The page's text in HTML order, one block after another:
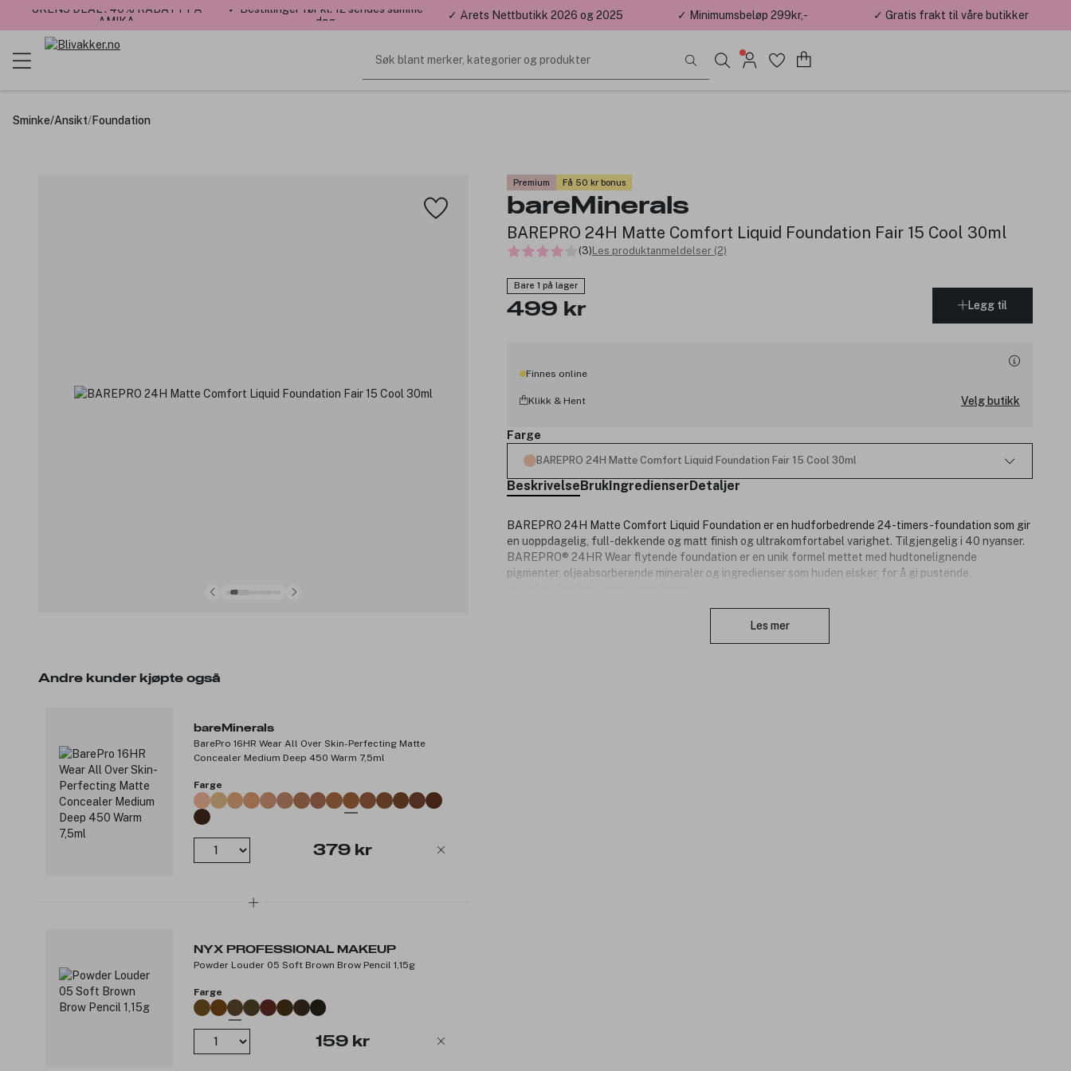
UKENS DEAL : 40% RABATT PÅ
AMIKA
✓ Bestillinger før kl. 12 sendes samme
dag
✓ Årets Nettbutikk 2026 og 2025 ✓ Minimumsbeløp 299kr,- ✓ Gratis frakt til våre butikker
Søk blant merker, kategorier og produkter
Sminke/Ansikt/Foundation
Premium Få 50 kr bonus
bareMinerals
BAREPRO 24H Matte Comfort Liquid Foundation Fair 15 Cool 30ml
(3) Les produktanmeldelser (2)
Bare 1 på lager
499 kr Legg til
Finnes online
Klikk & Hent Velg butikk
Farge
BAREPRO 24H Matte Comfort Liquid Foundation Fair 15 Cool 30ml
BeskrivelseBrukIngredienserDetaljer
BAREPRO 24H Matte Comfort Liquid Foundation er en hudforbedrende 24-timers-foundation som gir
en uoppdagelig, full-dekkende og matt finish og ultrakomfortabel varighet. Tilgjengelig i 40 nyanser.
BAREPRO® 24HR Wear flytende foundation er en unik formel mettet med hudtonelignende
pigmenter, oljeabsorberende mineraler og ingredienser som huden elsker, for å gi pustende,
hudens tone på syv dager*. Den er vektløs på huden og etterlater ingen hvite rester. Inneholder
sinkoksid for å beskytte huden mot skadelig UVA, UVB, frie radikaler + infrarødt sollys med
Les mer
Andre kunder kjøpte også
bareMinerals
BarePro 16HR Wear All Over Skin-Perfecting Matte
Concealer Medium Deep 450 Warm 7,5ml
Farge
379 kr
NYX PROFESSIONAL MAKEUP
Powder Louder 05 Soft Brown Brow Pencil 1,15g
Farge
159 kr